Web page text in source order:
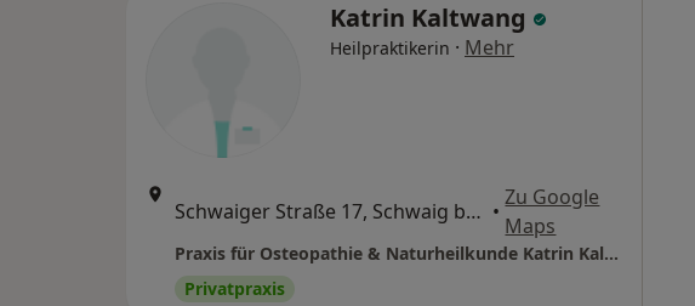
Katrin Kaltwang
Heilpraktikerin · Mehr
Schwaiger Straße 17, Schwaig bei Nürnberg •
Zu Google
Maps
Praxis für Osteopathie & Naturheilkunde Katrin Kaltwang Heilpraktikerin
Privatpraxis